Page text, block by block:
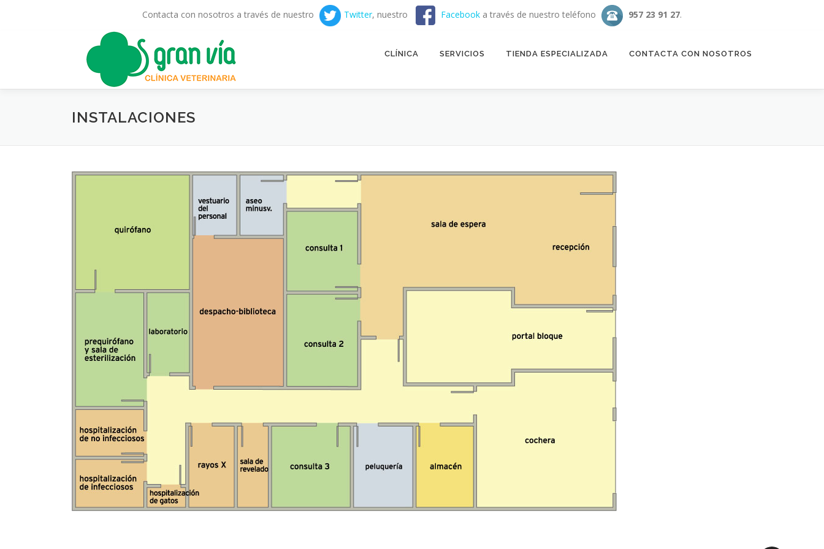
Contacta con nosotros a través de nuestro Twitter, nuestro Facebook a través de nuestro teléfono 957 23 91 27.
CLÍNICA SERVICIOS TIENDA ESPECIALIZADA CONTACTA CON NOSOTROS
INSTALACIONES